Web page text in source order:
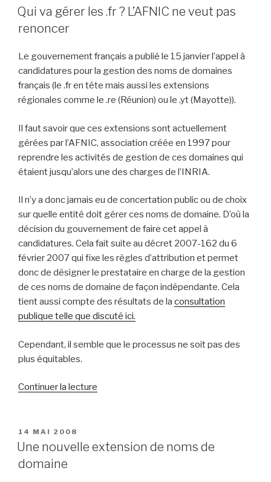
LE
Qui va gérer les .fr ? L’AFNIC ne veut pas
renoncer
Le gouvernement français a publié le 15 janvier l’appel à
candidatures pour la gestion des noms de domaines
français (le .fr en tête mais aussi les extensions
régionales comme le .re (Réunion) ou le .yt (Mayotte)).
Il faut savoir que ces extensions sont actuellement
gérées par l’AFNIC, association créée en 1997 pour
reprendre les activités de gestion de ces domaines qui
étaient jusqu’alors une des charges de l’INRIA.
Il n’y a donc jamais eu de concertation public ou de choix
sur quelle entité doit gérer ces noms de domaine. D’où la
décision du gouvernement de faire cet appel à
candidatures. Cela fait suite au décret 2007-162 du 6
février 2007 qui fixe les règles d’attribution et permet
donc de désigner le prestataire en charge de la gestion
de ces noms de domaine de façon indépendante. Cela
tient aussi compte des résultats de la consultation
publique telle que discuté ici.
Cependant, il semble que le processus ne soit pas des
plus équitables.
Continuer la lecture
les
PUBLIÉ
LE
14 MAI 2008
Une nouvelle extension de noms de
domaine